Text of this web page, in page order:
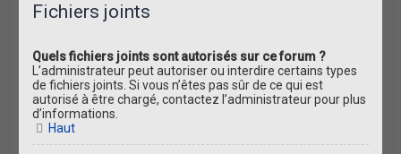
Fichiers joints
Quels fichiers joints sont autorisés sur ce forum ?
L’administrateur peut autoriser ou interdire certains types
de fichiers joints. Si vous n’êtes pas sûr de ce qui est
autorisé à être chargé, contactez l’administrateur pour plus
d’informations.
Haut